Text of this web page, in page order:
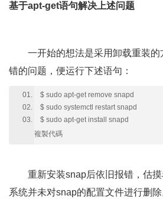
基于apt-get语句解决上述问题
一开始的想法是采用卸载重装
错的问题，便运行下述语句：
$ sudo apt-get remove snapd
$ sudo systemctl restart snapd
$ sudo apt-get install snapd
複製代碼
重新安装snap后依旧报错，估
系统并未对snap的配置文件进行删